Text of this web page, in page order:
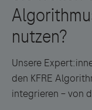
Unsere
den KFRE
integrieren – von